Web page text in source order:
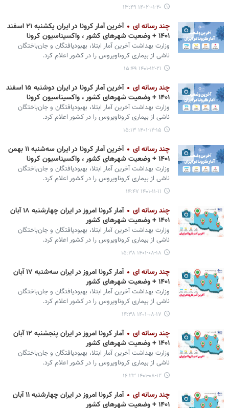
۱۴۰۲-۰۱-۲۰ ۱۳:۴۹
چند رسانه ای
آخرین آمار کرونا در ایران یکشنبه ۲۱ اسفند
۱۴۰۱ + وضعیت شهرهای کشور ، واکسیناسیون کرونا
وزارت بهداشت آخرین آمار ابتلا، بهبودیافتگان و جان‌باختگان
ناشی از بیماری کروناویروس را در کشور اعلام کرد.
۱۴۰۱-۱۲-۲۱ ۱۵:۴۹
چند رسانه ای
آخرین آمار کرونا در ایران دوشنبه ۱۵ اسفند
۱۴۰۱ + وضعیت شهرهای کشور ، واکسیناسیون کرونا
وزارت بهداشت آخرین آمار ابتلا، بهبودیافتگان و جان‌باختگان
ناشی از بیماری کروناویروس را در کشور اعلام کرد.
۱۴۰۱-۱۲-۱۵ ۱۵:۱۳
چند رسانه ای
آخرین آمار کرونا در ایران سه‌شنبه ۱۱ بهمن
۱۴۰۱ + وضعیت شهرهای کشور ، واکسیناسیون کرونا
وزارت بهداشت آخرین آمار ابتلا، بهبودیافتگان و جان‌باختگان
ناشی از بیماری کروناویروس را در کشور اعلام کرد.
۱۴۰۱-۱۱-۱۱ ۱۴:۴۷
چند رسانه ای
آمار کرونا امروز در ایران چهارشنبه ۱۸ آبان
۱۴۰۱ + وضعیت شهرهای کشور
وزارت بهداشت آخرین آمار ابتلا، بهبودیافتگان و جان‌باختگان
ناشی از بیماری کروناویروس را در کشور اعلام کرد.
۱۴۰۱-۰۸-۱۸ ۱۵:۳۸
چند رسانه ای
آمار کرونا امروز در ایران سه‌‎شنبه ۱۷ آبان
۱۴۰۱ + وضعیت شهرهای کشور
وزارت بهداشت آخرین آمار ابتلا، بهبودیافتگان و جان‌باختگان
ناشی از بیماری کروناویروس را در کشور اعلام کرد.
۱۴۰۱-۰۸-۱۷ ۱۴:۳۸
چند رسانه ای
آمار کرونا امروز در ایران پنجشنبه ۱۲ آبان
۱۴۰۱ + وضعیت شهرهای کشور
وزارت بهداشت آخرین آمار ابتلا، بهبودیافتگان و جان‌باختگان
ناشی از بیماری کروناویروس را در کشور اعلام کرد.
۱۴۰۱-۰۸-۱۲ ۱۶:۲۳
چند رسانه ای
آمار کرونا امروز در ایران چهارشنبه ۱۱ آبان
۱۴۰۱ + وضعیت شهرهای کشور